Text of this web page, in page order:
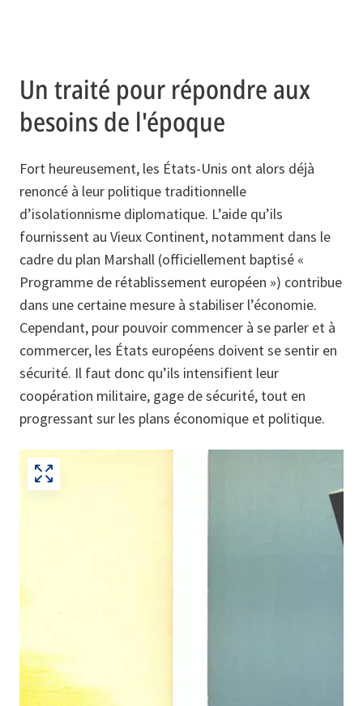
Un traité pour répondre aux
besoins de l'époque
Fort heureusement, les États-Unis ont alors déjà
renoncé à leur politique traditionnelle
d’isolationnisme diplomatique. L’aide qu’ils
fournissent au Vieux Continent, notamment dans le
cadre du plan Marshall (officiellement baptisé «
Programme de rétablissement européen ») contribue
dans une certaine mesure à stabiliser l’économie.
Cependant, pour pouvoir commencer à se parler et à
commercer, les États européens doivent se sentir en
sécurité. Il faut donc qu’ils intensifient leur
coopération militaire, gage de sécurité, tout en
progressant sur les plans économique et politique.